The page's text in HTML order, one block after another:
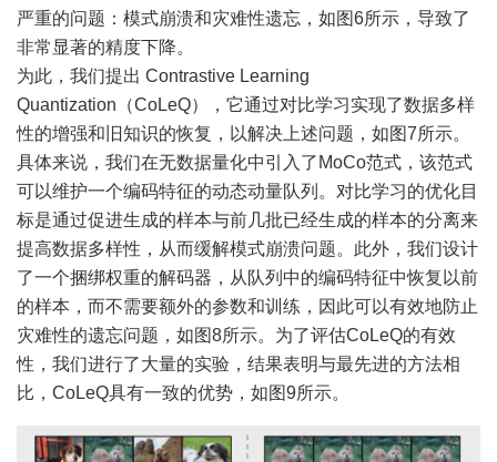
严重的问题：模式崩溃和灾难性遗忘，如图6所示，导致了
非常显著的精度下降。
为此，我们提出 Contrastive Learning
Quantization（CoLeQ），它通过对比学习实现了数据多样
性的增强和旧知识的恢复，以解决上述问题，如图7所示。
具体来说，我们在无数据量化中引入了MoCo范式，该范式
可以维护一个编码特征的动态动量队列。对比学习的优化目
标是通过促进生成的样本与前几批已经生成的样本的分离来
提高数据多样性，从而缓解模式崩溃问题。此外，我们设计
了一个捆绑权重的解码器，从队列中的编码特征中恢复以前
的样本，而不需要额外的参数和训练，因此可以有效地防止
灾难性的遗忘问题，如图8所示。为了评估CoLeQ的有效
性，我们进行了大量的实验，结果表明与最先进的方法相
比，CoLeQ具有一致的优势，如图9所示。